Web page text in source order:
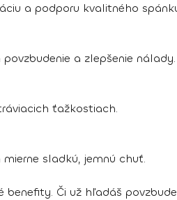
a podporu kvalitného
a zlepšenie nálady.
ťažkostiach.
sladkú, jemnú chuť.
Či už hľadáš